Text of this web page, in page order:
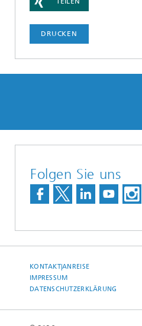
DRUCKEN
Folgen Sie uns
KONTAKT|ANREISE
IMPRESSUM
DATENSCHUTZERKLÄRUNG